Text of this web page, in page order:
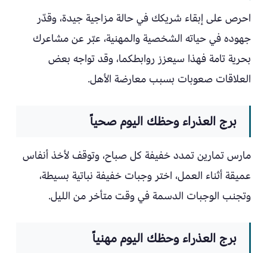
احرص على إبقاء شريكك في حالة مزاجية جيدة، وقدّر
جهوده في حياته الشخصية والمهنية، عبّر عن مشاعرك
بحرية تامة فهذا سيعزز روابطكما، وقد تواجه بعض
العلاقات صعوبات بسبب معارضة الأهل.
برج العذراء وحظك اليوم صحياً
مارس تمارين تمدد خفيفة كل صباح، وتوقف لأخذ أنفاس
عميقة أثناء العمل، اختر وجبات خفيفة نباتية بسيطة،
وتجنب الوجبات الدسمة في وقت متأخر من الليل.
برج العذراء وحظك اليوم مهنياً